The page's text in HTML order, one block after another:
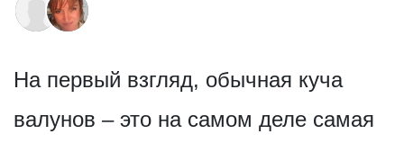
На первый взгляд, обычная куча
валунов – это на самом деле самая